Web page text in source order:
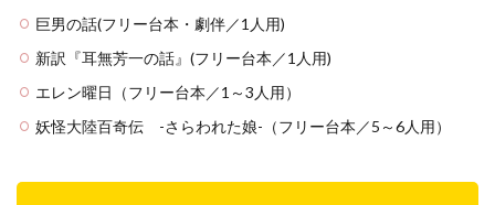
巨男の話(フリー台本・劇伴／1人用)
新訳『耳無芳一の話』(フリー台本／1人用)
エレン曜日（フリー台本／1～3人用）
妖怪大陸百奇伝 -さらわれた娘-（フリー台本／5～6人用）